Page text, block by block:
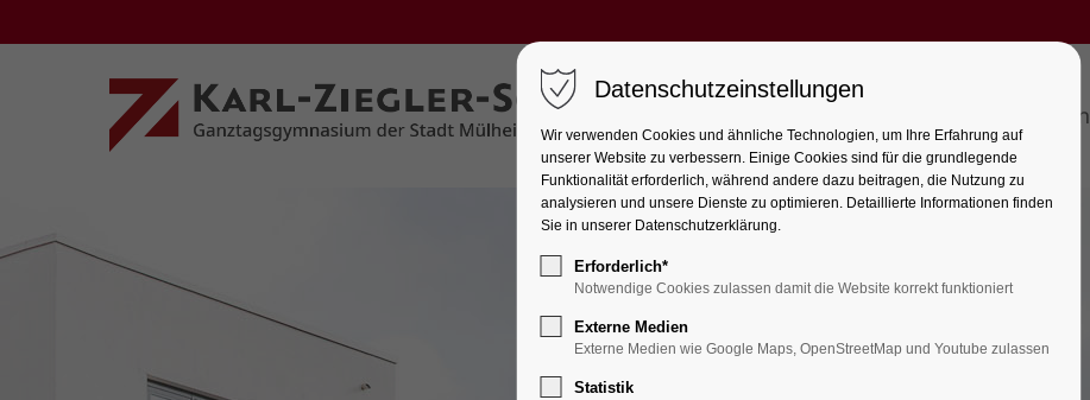
Leben
Datenschutzeinstellungen
Wir verwenden Cookies und ähnliche Technologien, um Ihre Erfahrung auf
unserer Website zu verbessern. Einige Cookies sind für die grundlegende
Funktionalität erforderlich, während andere dazu beitragen, die Nutzung zu
analysieren und unsere Dienste zu optimieren. Detaillierte Informationen finden
Sie in unserer Datenschutzerklärung.
Erforderlich*
Notwendige Cookies zulassen damit die Website korrekt funktioniert
Externe Medien
Externe Medien wie Google Maps, OpenStreetMap und Youtube zulassen
Statistik